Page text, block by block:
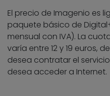
El precio de Imagenio es
paquete básico de
mensual con IVA). La
varía entre 12 y 19 euros,
desea contratar el
desea acceder a Internet.